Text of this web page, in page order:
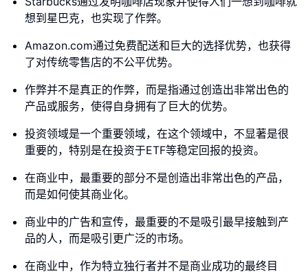
想到星巴克，也实现了作弊。
Amazon.com通过免费配送和巨大的选择优势，也获得
了对传统零售店的不公平优势。
作弊并不是真正的作弊，而是指通过创造出非常出色的
产品或服务，使得自身拥有了巨大的优势。
投资领域是一个重要领域，在这个领域中，不显著是很
重要的，特别是在投资于ETF等稳定回报的投资。
在商业中，最重要的部分不是创造出非常出色的产品，
而是如何使其商业化。
商业中的广告和宣传，最重要的不是吸引最早接触到产
品的人，而是吸引更广泛的市场。
在商业中，作为特立独行者并不是商业成功的最终目